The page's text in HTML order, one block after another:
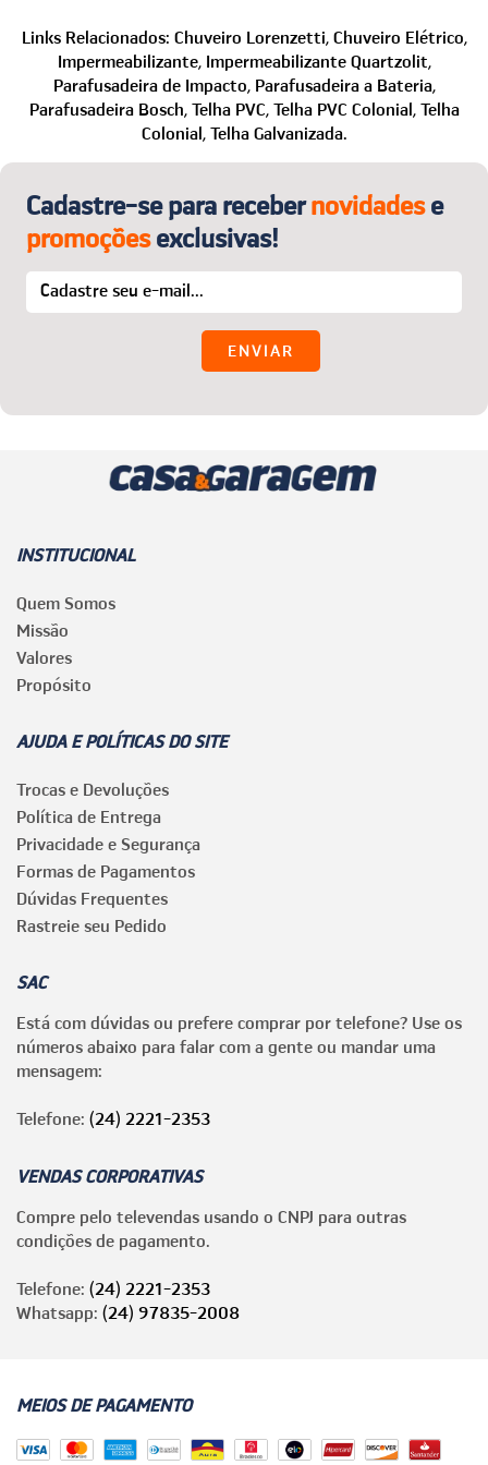
instruções necessárias.
O melhor:
a primeira troca é por nossa conta! Para
detalhes, acesse o menu “Trocas e Devoluções”.
site, fale com a gente que auxiliamos na finalização da
compra e no que mais precisar.
Telefone: (24) 2221-2353
WhatsApp: (24) 99850-1622
sac@casaegaragem.com.br
Links Relacionados: Chuveiro Lorenzetti, Chuveiro Elétrico,
Impermeabilizante, Impermeabilizante Quartzolit,
Parafusadeira de Impacto, Parafusadeira a Bateria,
Parafusadeira Bosch, Telha PVC, Telha PVC Colonial, Telha
Colonial, Telha Galvanizada.
Cadastre-se para recebernovidadese
promoçõesexclusivas!
INSTITUCIONAL
Quem Somos
Missão
Valores
Propósito
AJUDA E POLÍTICAS DO SITE
Trocas e Devoluções
Política de Entrega
Privacidade e Segurança
Formas de Pagamentos
Dúvidas Frequentes
Rastreie seu Pedido
SAC
Está com dúvidas ou prefere comprar por telefone? Use os
números abaixo para falar com a gente ou mandar uma
mensagem:
Telefone: (24) 2221-2353
VENDAS CORPORATIVAS
Compre pelo televendas usando o CNPJ para outras
condições de pagamento.
Telefone: (24) 2221-2353
Whatsapp: (24) 97835-2008
MEIOS DE PAGAMENTO